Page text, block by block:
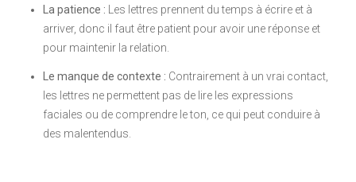
La patience : Les lettres prennent du temps à écrire et à
arriver, donc il faut être patient pour avoir une réponse et
pour maintenir la relation.
Le manque de contexte : Contrairement à un vrai contact,
les lettres ne permettent pas de lire les expressions
faciales ou de comprendre le ton, ce qui peut conduire à
des malentendus.